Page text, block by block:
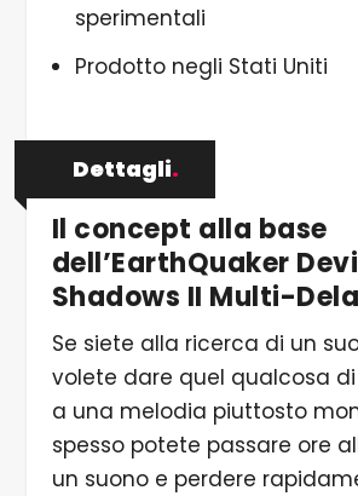
sperimentali
Prodotto negli Stati Uniti
Dettagli.
Il concept alla base
dell’EarthQuaker
Shadows II Multi-
Se siete alla ricerca di un
volete dare quel qualcosa
a una melodia piuttosto
spesso potete passare ore
un suono e perdere